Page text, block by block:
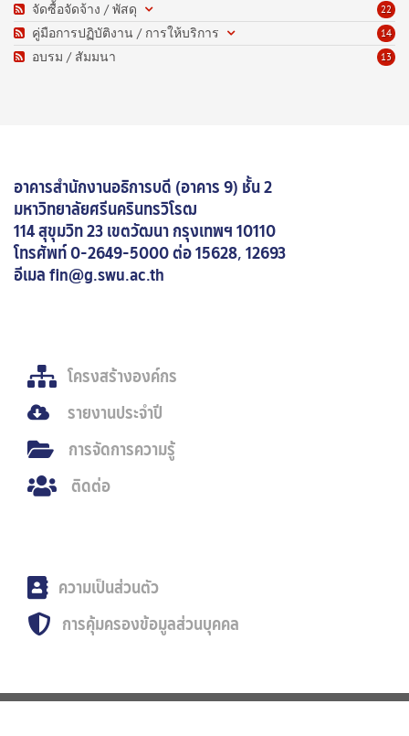
22
จัดซื้อจัดจ้าง / พัสดุ
14
คู่มือการปฏิบัติงาน / การให้บริการ
13
อบรม / สัมมนา
อาคารสำนักงานอธิการบดี (อาคาร 9) ชั้น 2
มหาวิทยาลัยศรีนครินทรวิโรฒ
114 สุขุมวิท 23 เขตวัฒนา กรุงเทพฯ 10110
โทรศัพท์0-2649-5000 ต่อ 15628, 12693
อีเมล fin@g.swu.ac.th
โครงสร้างองค์กร
รายงานประจำปี
การจัดการความรู้
ติดต่อ
ความเป็นส่วนตัว
การคุ้มครองข้อมูลส่วนบุคคล